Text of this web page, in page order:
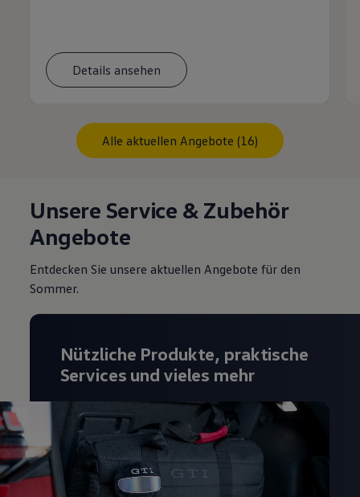
Details ansehen
Alle aktuellen Angebote (16)
Unsere Service & Zubehör
Angebote
Entdecken Sie unsere aktuellen Angebote für den
Sommer.
Nützliche Produkte, praktische
Services und vieles mehr